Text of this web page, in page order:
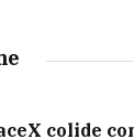
colide